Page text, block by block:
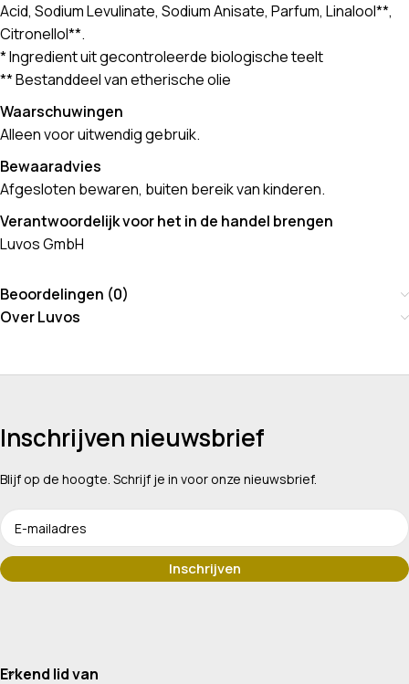
Acid, Sodium Levulinate, Sodium Anisate, Parfum, Linalool**,
Citronellol**.
* Ingredient uit gecontroleerde biologische teelt
** Bestanddeel van etherische olie
Waarschuwingen
Alleen voor uitwendig gebruik.
Bewaaradvies
Afgesloten bewaren, buiten bereik van kinderen.
Verantwoordelijk voor het in de handel brengen
Luvos GmbH
Beoordelingen (0)
Over Luvos
Inschrijven nieuwsbrief
Blijf op de hoogte. Schrijf je in voor onze nieuwsbrief.
Erkend lid van